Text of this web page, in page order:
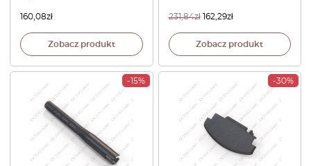
160,08zł
Zobacz produkt
231,84zł 162,29zł
Zobacz produkt
-15% -30%